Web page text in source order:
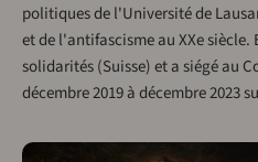
politiques de l'Université de
et de l'antifascisme au XXe
solidarités (Suisse) et a siégé au
décembre 2019 à décembre 2023